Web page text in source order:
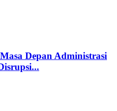
Depan Administrasi